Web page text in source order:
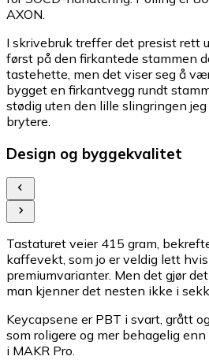
AXON.
I skrivebruk treffer det presist rett
først på den firkantede stammen
tastehette, men det viser seg å
bygget en firkantvegg rundt
stødig uten den lille slingringen
brytere.
Design og byggekvalitet
Tastaturet veier 415 gram,
kaffevekt, som jo er veldig lett
premiumvarianter. Men det gjør
man kjenner det nesten ikke i
Keycapsene er PBT i svart, grått
som roligere og mer behagelig
i MAKR Pro.